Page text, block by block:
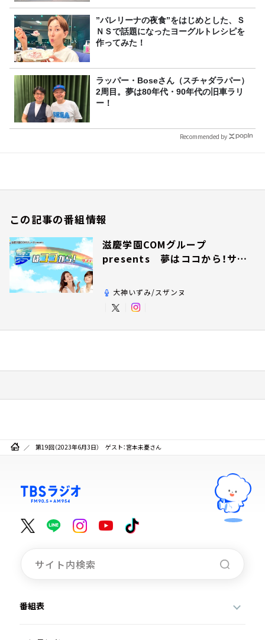
”バレリーナの夜食”をはじめとした、Ｓ
ＮＳで話題になったヨーグルトレシピを
作ってみた！
ラッパー・Boseさん（スチャダラパー）
2周目。夢は80年代・90年代の旧車ラリ
ー！
Recommended by
この記事の番組情報
滋慶学園COMグループ
presents 夢はココから！サン
大神いずみ/スザンヌ
第19回（2023年6月3日） ゲスト：宮本未憂さん
番組表